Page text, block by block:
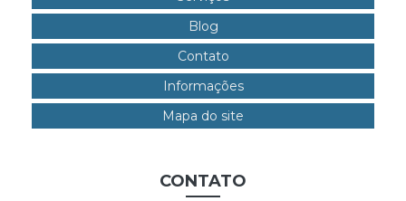
Blog
Contato
Informações
Mapa do site
CONTATO